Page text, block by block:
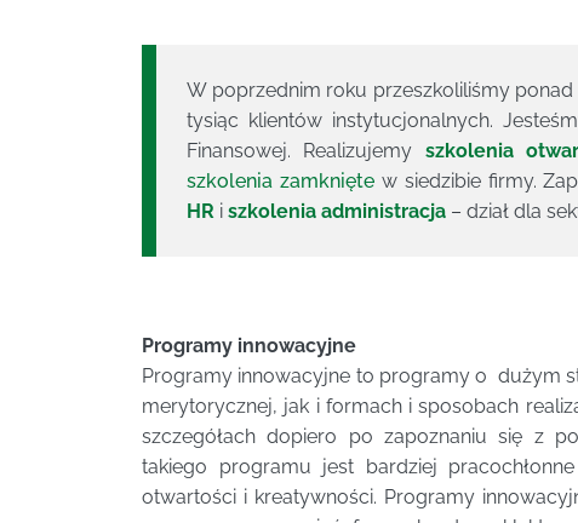
W poprzednim roku przeszkoliliśmy
tysiąc klientów instytucjonalnych.
Finansowej. Realizujemy szkolenia
szkolenia zamkniętew siedzibie firmy.
HR i szkolenia administracja – dział dla
Programy innowacyjne
Programy innowacyjne to programy o dużym
merytorycznej, jak i formach i sposobach
szczegółach dopiero po zapoznaniu się z
takiego programu jest bardziej
otwartości i kreatywności. Programy